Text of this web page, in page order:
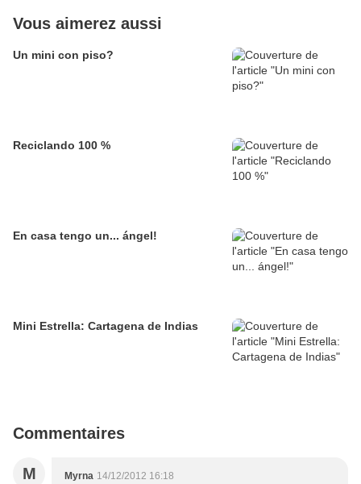
Vous aimerez aussi
Un mini con piso?
Reciclando 100 %
En casa tengo un... ángel!
Mini Estrella: Cartagena de Indias
Commentaires
M Myrna 14/12/2012 16:18